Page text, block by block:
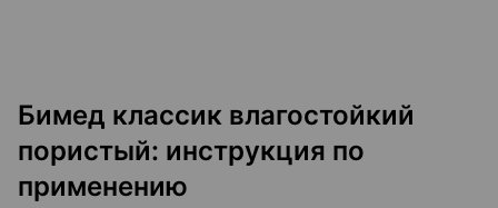
Бимед классик влагостойкий
пористый: инструкция по
применению